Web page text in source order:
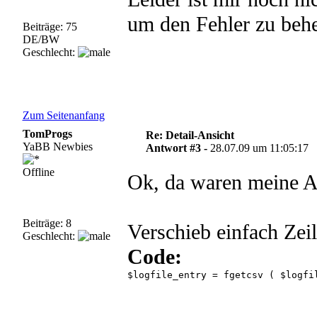
Beiträge: 75
DE/BW
Geschlecht:
um den Fehler zu
Zum Seitenanfang
TomProgs
YaBB Newbies
Offline
Beiträge: 8
Geschlecht:
Re: Detail-Ansicht
Antwort #3 - 28.07.09 um 11:05:17
Ok, da waren meine
Verschieb einfach
Code:
$logfile_entry = fgetcsv (